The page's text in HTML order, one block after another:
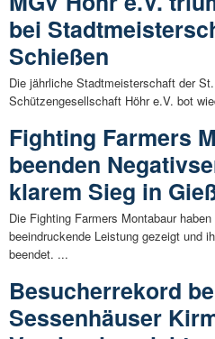
bei
Schießen
Die jährliche Stadtmeisterschaft der
Schützengesellschaft Höhr e.V. bot
Fighting Farmers
beenden
klarem Sieg in
Die Fighting Farmers Montabaur haben
beeindruckende Leistung gezeigt und
beendet. ...
Besucherrekord
Sessenhäuser